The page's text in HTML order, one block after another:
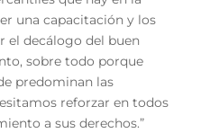
una capacitación y los
el decálogo del buen
sobre todo porque
predominan las
reforzar en todos
a sus derechos.”